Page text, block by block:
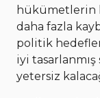
hükümetlerin
daha fazla
politik
iyi
yetersiz